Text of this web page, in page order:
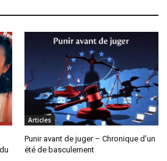
Articles
Punir avant de juger – Chronique d’un
été de basculement